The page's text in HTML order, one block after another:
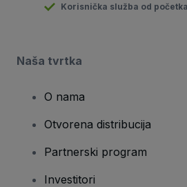
Korisnička služba od
Naša tvrtka
O nama
Otvorena distribucija
Partnerski program
Investitori